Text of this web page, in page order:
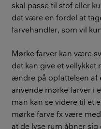
skal passe til stof eller
det være en fordel at
farvehandler, som vil
Mørke farver kan være
det kan give et
ændre på opfattelsen af
anvende mørke farver i
man kan se videre til et
mørke farve fx være
at de lyse rum åbner